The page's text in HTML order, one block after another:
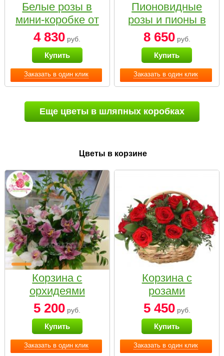
Заказать в один клик
Белые розы в
мини-коробке от
Bella Fiori
4 830 руб.
Купить
Заказать в один клик
Пионовидные
розы и пионы в
белой коробке
Small
8 650руб.
Купить
Еще цветы в шляпных коробках
Цветы в корзине
Заказать в один клик
Корзина с
орхидеями
малая
5 200 руб.
Купить
Заказать в один клик
Корзина с
розами
«Красный
Париж»
5 450руб.
Купить